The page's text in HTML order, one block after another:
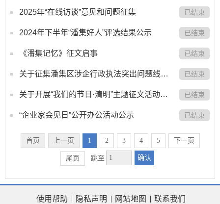
已结束
2025年“在线访谈”意见和问题征集
已结束
2024年下半年“潘集好人”评选结果公示
已结束
《潘集记忆》征文启事
已结束
关于征集潘集区涉企行政执法突出问题线索的公告
已结束
关于开展“我们的节日·清明”主题征文活动的通知
已结束
“企业家会见日”公开办公活动公示
首页 上一页 1 2 3 4 5 下一页
尾页 跳至 确认
使用帮助 隐私声明 网站地图 联系我们